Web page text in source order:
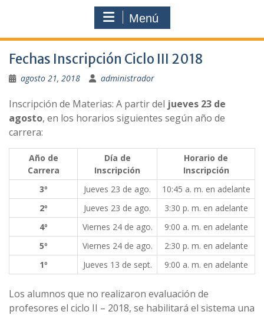
Menú
Fechas Inscripción Ciclo III 2018
agosto 21, 2018 administrador
Inscripción de Materias: A partir del jueves 23 de
agosto, en los horarios siguientes según año de
carrera:
Año de
Carrera
Día de
Inscripción
Horario de
Inscripción
3º
Jueves 23 de ago.
10:45 a. m. en adelante
2º
Jueves 23 de ago.
3:30 p. m. en adelante
4º
Viernes 24 de ago.
9:00 a. m. en adelante
5º
Viernes 24 de ago.
2:30 p. m. en adelante
1º
Jueves 13 de sept. 9:00 a. m. en adelante
Los alumnos que no realizaron evaluación de
profesores el ciclo II – 2018, se habilitará el sistema una